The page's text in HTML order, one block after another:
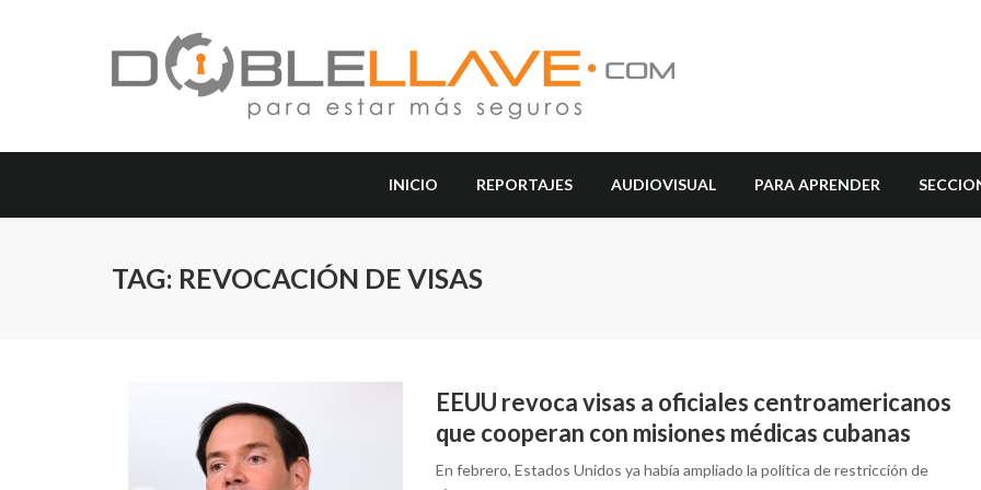
INICIO REPORTAJES AUDIOVISUAL PARA APRENDER
TAG: REVOCACIÓN DE VISAS
EEUU revoca visas a oficiales centroamericanos
que cooperan con misiones médicas cubanas
En febrero, Estados Unidos ya había ampliado la política de restricción de